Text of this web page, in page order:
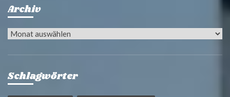
Archiv
Archiv
Schlagwörter